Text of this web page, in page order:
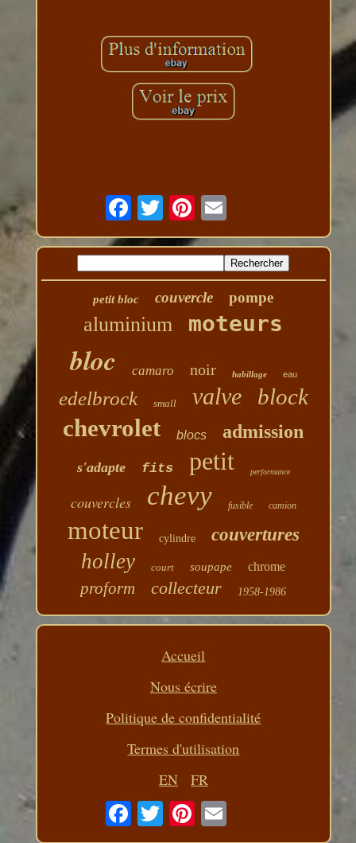
petit bloc couvercle pompe
aluminium moteurs
bloc camaro noir habillage eau
edelbrock small valve block
chevrolet blocs admission
s'adapte fits petit performance
couvercles chevy fusible camion
moteur cylindre couvertures
holley court soupape chrome
proform collecteur 1958-1986
Accueil
Nous écrire
Politique de confidentialité
Termes d'utilisation
EN
FR